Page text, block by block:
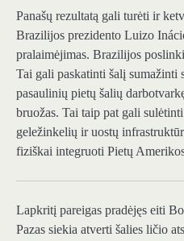
Panašų rezultatą gali turėti ir
Brazilijos prezidento Luizo
pralaimėjimas. Brazilijos
Tai gali paskatinti šalį sumažinti
pasaulinių pietų šalių
bruožas. Tai taip pat gali
geležinkelių ir uostų
fiziškai integruoti Pietų
Lapkritį pareigas pradėjęs eiti
Pazas siekia atverti šalies ličio